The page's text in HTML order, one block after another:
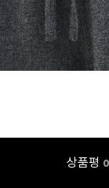
상품평 0